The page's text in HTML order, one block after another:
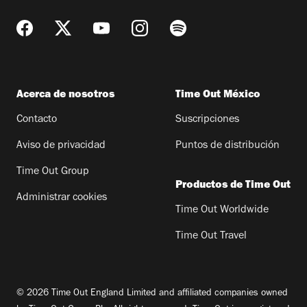
Acerca de nosotros
Contacto
Aviso de privacidad
Time Out Group
Administrar cookies
Time Out México
Suscripciones
Puntos de distribución
Productos de Time Out
Time Out Worldwide
Time Out Travel
© 2026 Time Out England Limited and affiliated companies owned